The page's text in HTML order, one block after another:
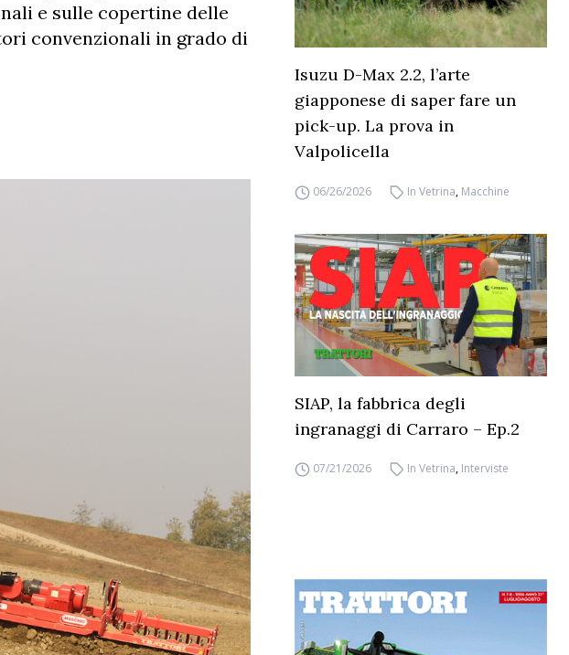
e sulle copertine delle
convenzionali in grado di
Isuzu D-Max 2.2, l’arte
giapponese di saper fare un
pick-up. La prova in
Valpolicella
06/26/2026 In Vetrina, Macchine
SIAP, la fabbrica degli
ingranaggi di Carraro – Ep.2
07/21/2026 In Vetrina, Interviste